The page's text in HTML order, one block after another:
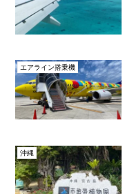
エアライン搭乗機
沖縄